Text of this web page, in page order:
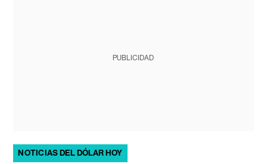
PUBLICIDAD
NOTICIAS DEL DÓLAR HOY